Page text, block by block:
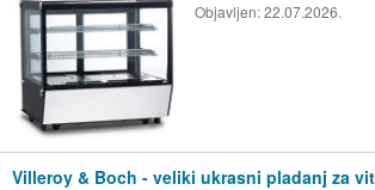
Objavljen:22.07.2026.
Villeroy & Boch - veliki ukrasni pladanj za